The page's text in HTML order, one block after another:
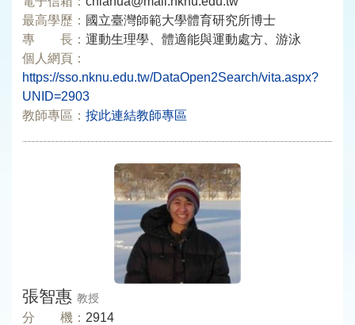
最高學歷： 國立臺灣師範大學體育研究所博士
專 長： 運動生理學、體適能與運動處方、游泳
個人網頁：
https://sso.nknu.edu.tw/DataOpen2Search/vita.aspx?
UNID=2903
教師專區： 按此連結教師專區
張智惠 教授
分 機： 2914